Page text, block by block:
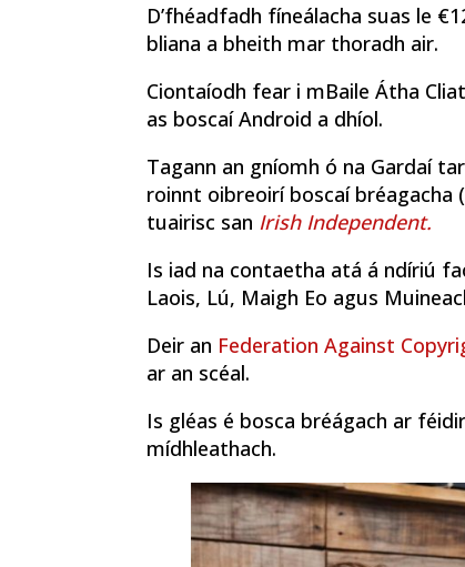
D’fhéadfadh fíneálacha suas le
bliana a bheith mar thoradh air.
Ciontaíodh fear i mBaile Átha
as boscaí Android a dhíol.
Tagann an gníomh ó na Gardaí
roinnt oibreoirí boscaí bréagacha
tuairisc san Irish Independent.
Is iad na contaetha atá á ndíriú
Laois, Lú, Maigh Eo agus
Deir an Federation Against
ar an scéal.
Is gléas é bosca bréágach ar
mídhleathach.